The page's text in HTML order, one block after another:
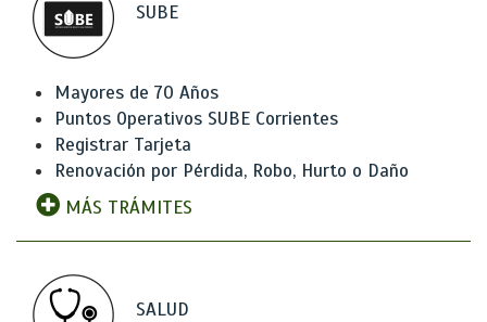
SUBE
Mayores de 70 Años
Puntos Operativos SUBE Corrientes
Registrar Tarjeta
Renovación por Pérdida, Robo, Hurto o Daño
MÁS TRÁMITES
SALUD